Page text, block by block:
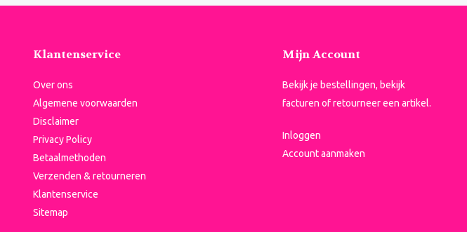
Klantenservice
Over ons
Algemene voorwaarden
Disclaimer
Privacy Policy
Betaalmethoden
Verzenden & retourneren
Klantenservice
Sitemap
Mijn Account
Bekijk je bestellingen, bekijk
facturen of retourneer een artikel.
Inloggen
Account aanmaken